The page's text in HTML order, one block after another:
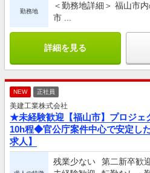
勤務地
＜勤務地詳細＞ 福山市
市 ...
詳細を見る
NEW 正社員
美建工業株式会社
★未経験歓迎【福山市】プロジェ
10h程◆官公庁案件中心で安定し
求人】
残業少ない 第二新卒歓